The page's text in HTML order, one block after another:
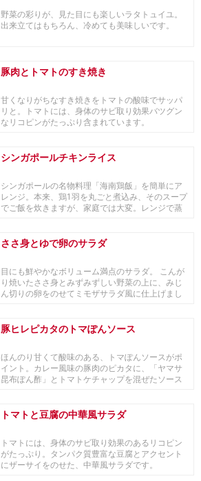
野菜の彩りが、見た目にも楽しいラタトュイユ。
出来立てはもちろん、冷めても美味しいです。
豚肉とトマトのすき焼き
甘くなりがちなすき焼きをトマトの酸味でサッパ
リと。トマトには、身体のサビ取り効果バツグン
なリコピンがたっぷり含まれています。
シンガポールチキンライス
シンガポールの名物料理「海南鶏飯」を簡単にア
レンジ。本来、鶏1羽を丸ごと煮込み、そのスープ
でご飯を炊きますが、家庭では大変。レンジで蒸
ささ身とゆで卵のサラダ
目にも鮮やかなボリューム満点のサラダ。 こんが
り焼いたささ身とみずみずしい野菜の上に、みじ
ん切りの卵をのせてミモザサラダ風に仕上げまし
豚ヒレピカタのトマぽんソース
ほんのり甘くて酸味のある、トマぽんソースがポ
イント。カレー風味の豚肉のピカタに、「ヤマサ
昆布ぽん酢」とトマトケチャップを混ぜたソース
トマトと豆腐の中華風サラダ
トマトには、身体のサビ取り効果のあるリコピン
がたっぷり。タンパク質豊富な豆腐とアクセント
にザーサイをのせた、中華風サラダです。